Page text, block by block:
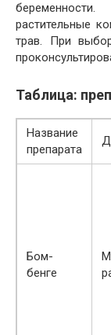
растительные
трав. При
Таблица:
Название
препарата
Бом-
бенге